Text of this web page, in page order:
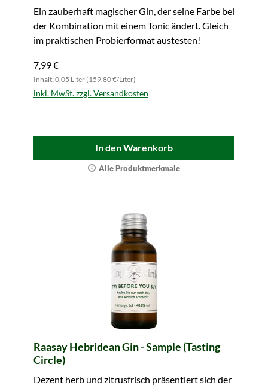
Ein zauberhaft magischer Gin, der seine Farbe bei
der Kombination mit einem Tonic ändert. Gleich
im praktischen Probierformat austesten!
7,99 €
Inhalt: 0.05 Liter (159,80 €/Liter)
inkl. MwSt. zzgl. Versandkosten
In den Warenkorb
Alle Produktmerkmale
Raasay Hebridean Gin - Sample (Tasting
Circle)
Dezent herb und zitrusfrisch präsentiert sich der